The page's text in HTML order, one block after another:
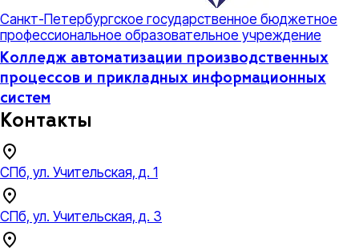
Санкт-Петербургское государственное бюджетное
профессиональное образовательное учреждение
Колледж автоматизации производственных
процессов и прикладных информационных
систем
Контакты
СПб, ул. Учительская, д. 1
СПб, ул. Учительская, д. 3